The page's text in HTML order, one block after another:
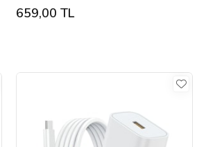
Kablo Set
659,00 TL